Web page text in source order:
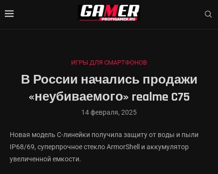
ИГРЫ ДЛЯ СМАРТФОНОВ
В России начались продажи
«неубиваемого» realme C75
14 февраля, 2025
Новая модель С-линейки получила защиту от воды и пыли
IP68/69, суперпрочное стекло ArmorShell и аккумулятор
увеличенной емкости.